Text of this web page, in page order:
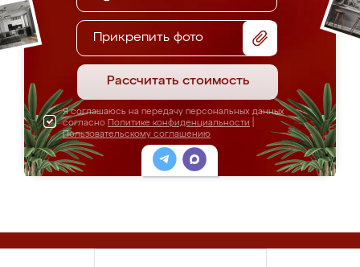
Прикрепить фото
Рассчитать стоимость
Я соглашаюсь на передачу персональных данных
согласно Политике конфиденциальности
Пользовательскому соглашению